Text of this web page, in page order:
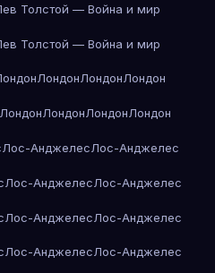
Толстой — Война и мир
Толстой — Война и мир
ЛондонЛондонЛондон
ЛондонЛондонЛондонЛондон
Лос-АнджелесЛос-Анджелес
Лос-АнджелесЛос-Анджелес
Лос-АнджелесЛос-Анджелес
Лос-АнджелесЛос-Анджелес